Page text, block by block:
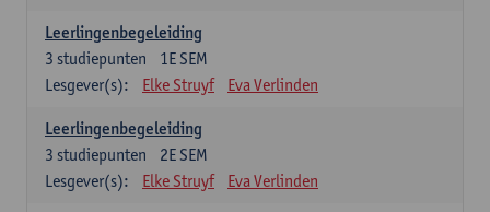
Leerlingenbegeleiding
1E SEM
3 studiepunten
Lesgever(s):
Elke Struyf Eva Verlinden
Leerlingenbegeleiding
2E SEM
3 studiepunten
Lesgever(s):
Elke Struyf Eva Verlinden